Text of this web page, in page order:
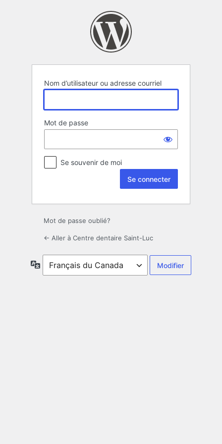
Nom d’utilisateur ou adresse courriel
Mot de passe
Se souvenir de moi
Mot de passe oublié?
← Aller à Centre dentaire Saint-Luc
Langue